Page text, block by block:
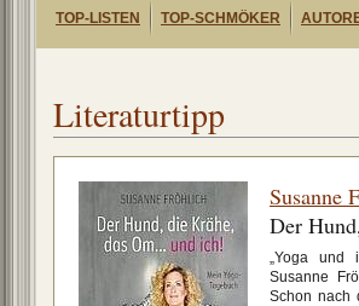
TOP-LISTEN TOP-SCHMÖKER
Literaturtipp
Susanne
Der
„Yoga und
Susanne
Schon nach